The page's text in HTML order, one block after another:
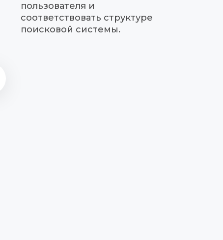
пользователя и
соответствовать структуре
поисковой системы.